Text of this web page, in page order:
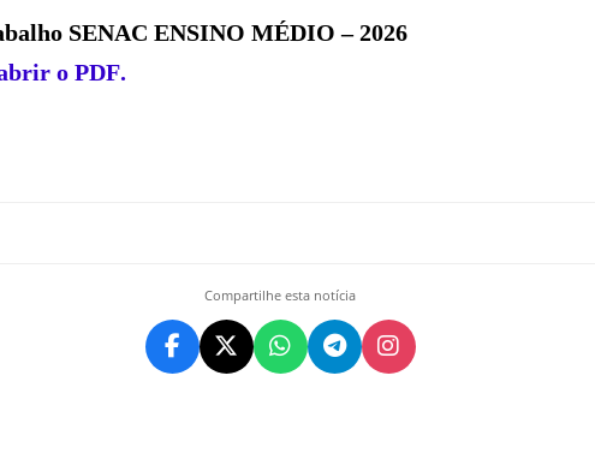
SENAC ENSINO MÉDIO – 2026
o PDF.
Compartilhe esta notícia